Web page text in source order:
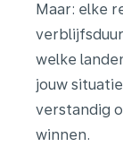
Maar: elke
welke
jouw
verstandig
winnen.